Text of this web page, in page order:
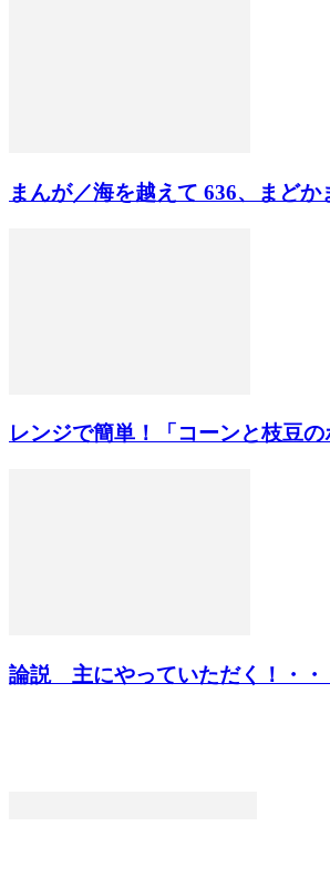
まんが／海を越えて 636、まどか
レンジで簡単！「コーンと枝豆
論説 主にやっていただく！・・